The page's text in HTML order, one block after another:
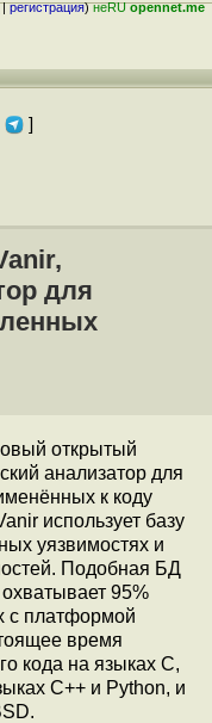
|регистрация)неRUopennet.me
]
для
открытый
анализатор для
к коду
использует базу
уязвимостях и
Подобная БД
95%
с платформой
время
кода на языках C,
С++ и Python, и